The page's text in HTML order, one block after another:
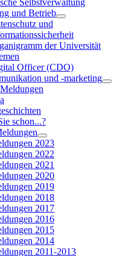
und Betrieb
und
der Universität
Officer (CDO)
und -marketing
schon...?
2023
2022
2021
2020
2019
2018
2017
2016
2015
2014
2011-2013